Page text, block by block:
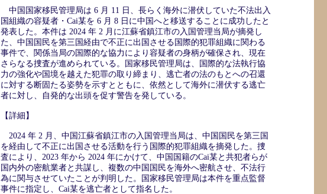
中国国家移民管理局は 6 月 11 日、長らく海外に潜伏していた不法出入
国組織の容疑者・Cai某を 6 月 8 日に中国へと移送することに成功したと
発表した。本件は 2024 年 2 月に江蘇省鎮江市の入国管理当局が摘発し
た、中国国民を第三国経由で不正に出国させる国際的犯罪組織に関わる
事件で、関係当局の国際的な協力により容疑者の身柄が確保され、現在
さらなる捜査が進められている。国家移民管理局は、国際的な法執行協
力の強化や国境を越えた犯罪の取り締まり、逃亡者の法のもとへの召還
に対する断固たる姿勢を示すとともに、依然として海外に潜伏する逃亡
者に対し、自発的な出頭を促す警告を発している。
【詳細】
2024 年 2 月、中国江蘇省鎮江市の入国管理当局は、中国国民を第三国
を経由して不正に出国させる活動を行う国際的犯罪組織を摘発した。捜
査により、2023 年から 2024 年にかけて、中国国籍のCai某と共犯者らが
国内外の密航業者と共謀し、複数の中国国民を海外へ密航させ、不法行
為に関与させていたことが判明した。国家移民管理局は本件を重点監督
事件に指定し、Cai某を逃亡者として指名した。